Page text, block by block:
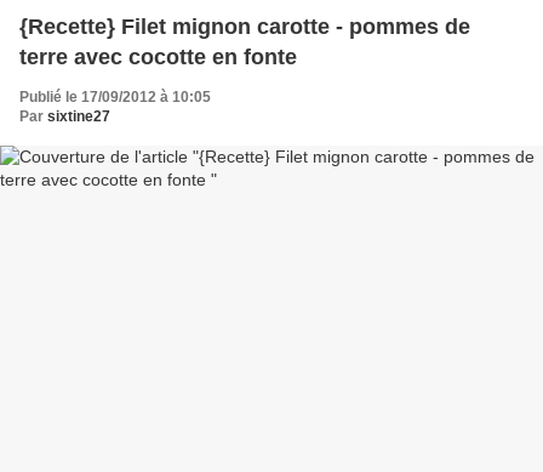
{Recette} Filet mignon carotte - pommes de
terre avec cocotte en fonte
Publié le 17/09/2012 à 10:05
Par sixtine27